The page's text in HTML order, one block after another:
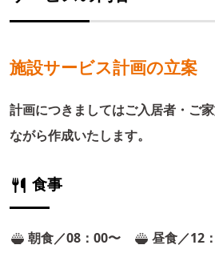
施設サービス計画の立案
計画につきましてはご入居者・ご
ながら作成いたします。
食事
朝食／08：00〜 昼食／12